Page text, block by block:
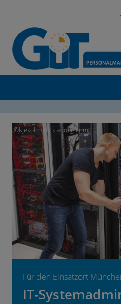
©kjekol - stock.adobe.com
Für den Einsatzort
IT-